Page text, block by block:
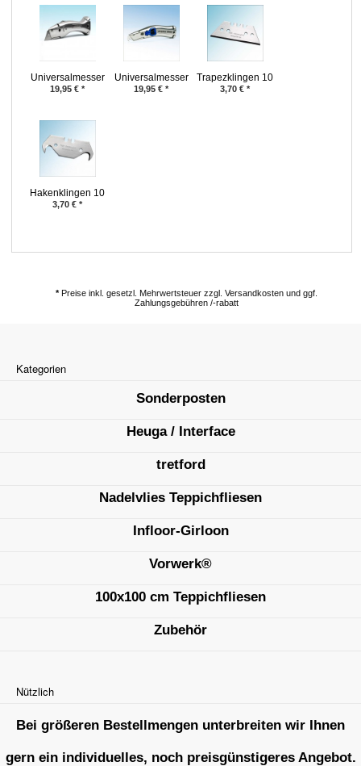
Ewald 60 Total
Universalmesser
Delphin® 03
19,95 € *
Universalmesser
Delphin® 2000
19,95 € *
Trapezklingen 10
Stück
3,70 € *
Hakenklingen 10
Stück
3,70 € *
*Preise inkl. gesetzl. Mehrwertsteuer zzgl. Versandkosten und ggf.
Zahlungsgebühren /-rabatt
Kategorien
Sonderposten
Heuga / Interface
tretford
Nadelvlies Teppichfliesen
Infloor-Girloon
Vorwerk®
100x100 cm Teppichfliesen
Zubehör
Nützlich
Bei größeren Bestellmengen unterbreiten wir Ihnen
gern ein individuelles, noch preisgünstigeres Angebot.